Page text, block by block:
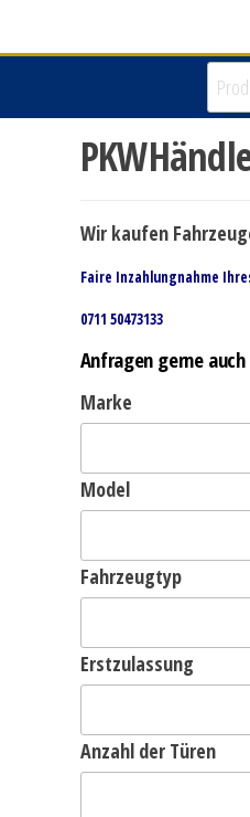
Wir kaufen
Faire Inzahlungnahme
0711 50473133
Anfragen gerne
Marke
Model
Fahrzeugtyp
Erstzulassung
Anzahl der Türen